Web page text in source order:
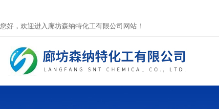
您好，欢迎进入廊坊森纳特化工有限公司网站！